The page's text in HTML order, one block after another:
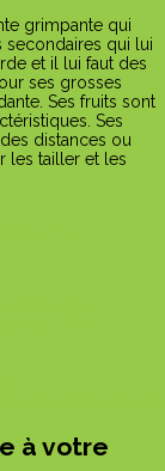
grimpante qui
secondaires qui lui
et il lui faut des
ses grosses
Ses fruits sont
Ses
distances ou
les tailler et les
à votre